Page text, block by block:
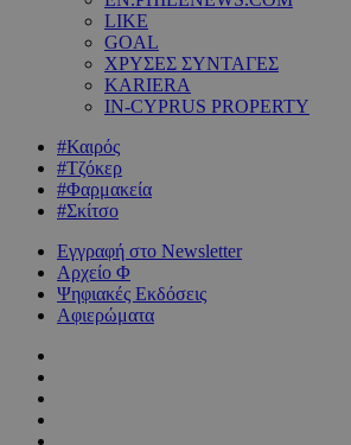
LIKE
GOAL
ΧΡΥΣΕΣ ΣΥΝΤΑΓΕΣ
KARIERA
IN-CYPRUS PROPERTY
#Καιρός
#Τζόκερ
#Φαρμακεία
#Σκίτσο
Εγγραφή στο Newsletter
Αρχείο Φ
Ψηφιακές Εκδόσεις
Αφιερώματα